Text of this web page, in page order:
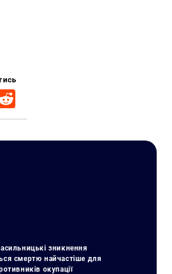
зникнення
смертю найчастіше для
окупації